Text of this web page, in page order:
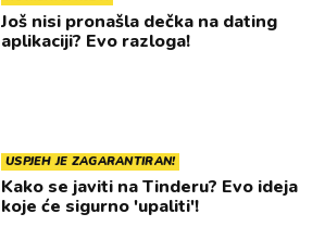
Još nisi pronašla dečka na dating
aplikaciji? Evo razloga!
USPJEH JE ZAGARANTIRAN!
Kako se javiti na Tinderu? Evo ideja
koje će sigurno 'upaliti'!